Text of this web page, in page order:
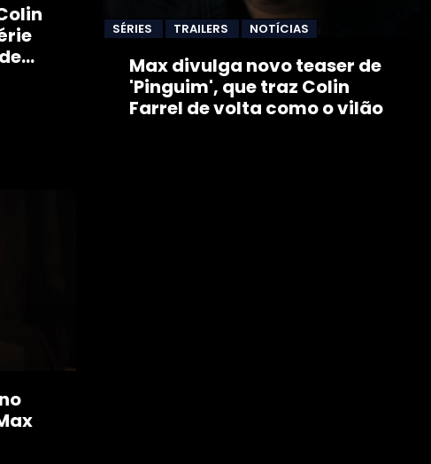
SÉRIES TRAILERS NOTÍCIAS
Max divulga novo teaser de
'Pinguim', que traz Colin
Farrel de volta como o vilão